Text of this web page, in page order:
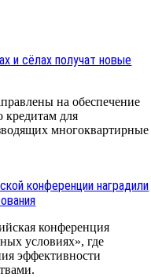
и сёлах получат новые
на обеспечение
кредитам для
многоквартирные
конференции наградили
конференция
условиях», где
эффективности